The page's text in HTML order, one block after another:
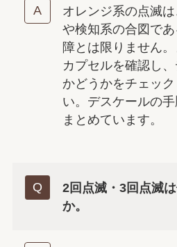
オレンジ系の点滅
や検知系の合図で
障とは限りません
カプセルを確認し
かどうかをチェッ
い。デスケールの
まとめています。
2回点滅・3回点滅
か。